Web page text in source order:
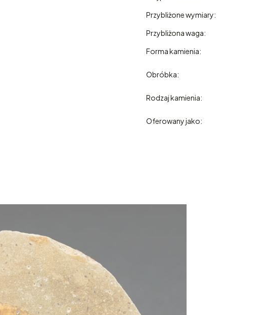
Przybliżone wymiary:
Przybliżona waga:
Forma kamienia:
Obróbka:
Rodzaj kamienia:
Oferowany jako: